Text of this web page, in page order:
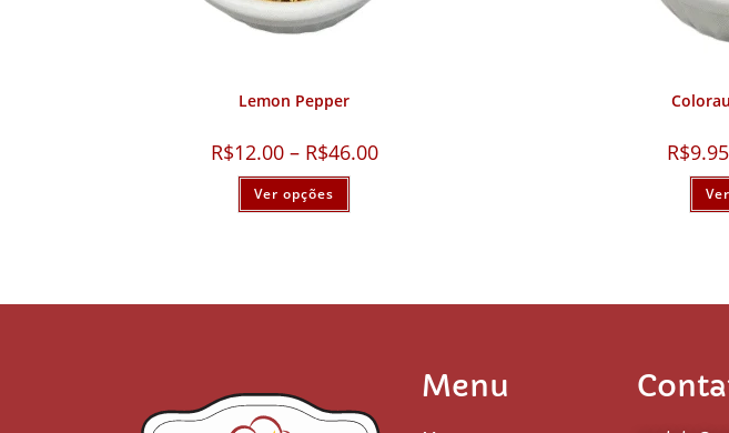
Lemon Pepper
R$12.00 – R$46.00
Ver opções
R$9.95
Menu